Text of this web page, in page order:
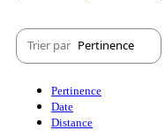
Trier par Pertinence
Pertinence
Date
Distance